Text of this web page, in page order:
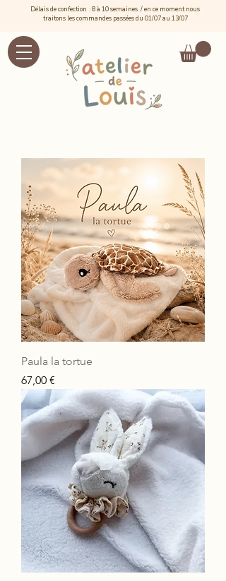
Délais de confection : 8 à 10 semaines / en ce moment nous
traitons les commandes passées du 01/07 au 13/07
Paula la tortue
Prix
67,00 €